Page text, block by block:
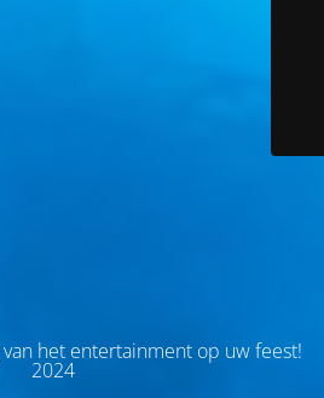
het entertainment op uw feest!
2024